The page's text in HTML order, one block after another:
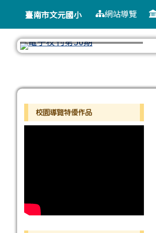
臺南市文元國小
導覽列臺南市文元國小 網站導覽
左邊區域內容
校園導覽特優作品
頁尾區域